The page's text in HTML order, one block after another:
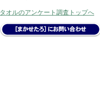
タオルのアンケート調査トップへ